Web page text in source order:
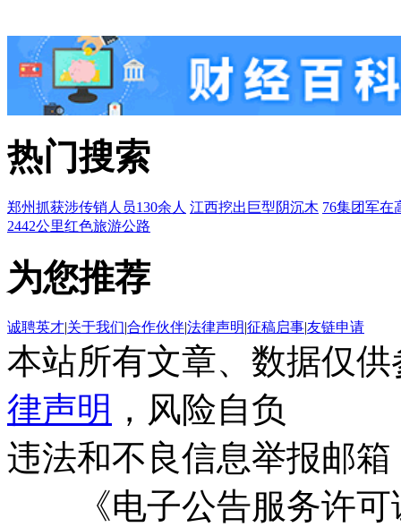
热门搜索
郑州抓获涉传销人员130余人 江西挖出巨型阴沉木 76集团军在
2442公里红色旅游公路
为您推荐
诚聘英才|关于我们|合作伙伴|法律声明|征稿启事|友链申请
本站所有文章、数据仅
律声明 ，风险自负
违法和不良信息举报邮箱
《电子公告服务许可